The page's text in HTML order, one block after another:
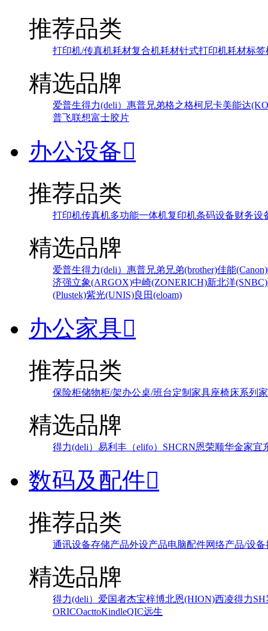
推荐品类
打印机/传真机耗材复合机耗材针式打印机耗材标签
精选品牌
爱普生得力(deli） 惠普兄弟格之格柯尼卡美能达
普飞联想富士胶片
办公设备
推荐品类
打印机传真机多功能一体机复印机条码设备财务设
精选品牌
爱普生得力(deli） 惠普兄弟 兄弟(brother)佳能(Canon)
济强立象(ARGOX)中崎(ZONERICH)新北洋(SNBC)
(Plustek)紫光(UNIS)良田(eloam)
办公家具
推荐品类
保险柜储物柜/架办公桌/班台定制家具座椅床系列
精选品牌
得力(deli） 易利丰（elifo） SHCRN恩荣顺华金家宜
数码及配件
推荐品类
通讯设备存储产品外设产品电脑配件网络产品/设备
精选品牌
得力(deli） 爱国者杰宝梓博北恩(HION)西凌得力SH
ORICOacttoKindleQIC远生